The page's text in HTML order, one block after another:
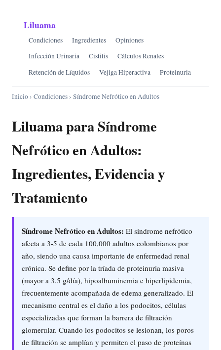
Liluama
Condiciones Ingredientes
Opiniones
Infección Urinaria
Cistitis
Cálculos Renales
Retención de Líquidos
Vejiga Hiperactiva Proteinuria
Inicio› Condiciones› Síndrome Nefrótico en Adultos
Liluama para Síndrome
Nefrótico en Adultos:
Ingredientes, Evidencia y
Tratamiento
Síndrome Nefrótico en Adultos: El síndrome nefrótico
afecta a 3-5 de cada 100,000 adultos colombianos por
año, siendo una causa importante de enfermedad renal
crónica. Se define por la tríada de proteinuria masiva
(mayor a 3.5 g/día), hipoalbuminemia e hiperlipidemia,
frecuentemente acompañada de edema generalizado. El
mecanismo central es el daño a los podocitos, células
especializadas que forman la barrera de filtración
glomerular. Cuando los podocitos se lesionan, los poros
de filtración se amplían y permiten el paso de proteínas